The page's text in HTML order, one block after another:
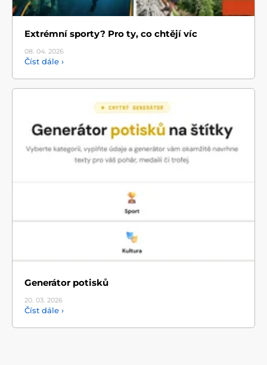
Extrémní sporty? Pro ty, co chtějí víc
08. 04. 2026
Číst dále ›
Generátor potisků
20. 03. 2026
Číst dále ›